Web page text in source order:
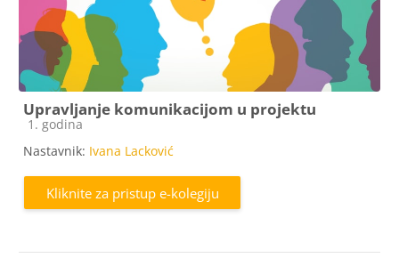
Upravljanje komunikacijom u projektu
Kategorija e-kolegija
1. godina
Nastavnik: Ivana Lacković
Kliknite za pristup e-kolegiju